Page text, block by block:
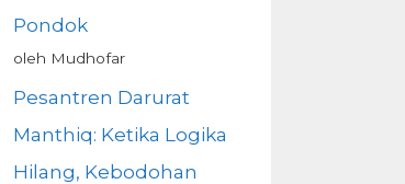
Pondok
oleh Mudhofar
Pesantren Darurat
Manthiq: Ketika Logika
Hilang, Kebodohan